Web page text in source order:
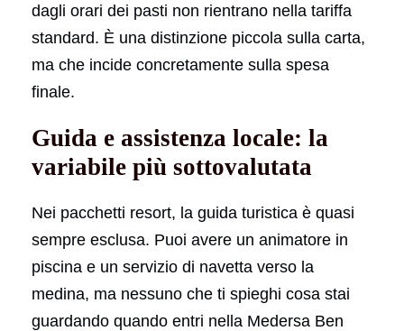
dagli orari dei pasti non rientrano nella tariffa
standard. È una distinzione piccola sulla carta,
ma che incide concretamente sulla spesa
finale.
Guida e assistenza locale: la
variabile più sottovalutata
Nei pacchetti resort, la guida turistica è quasi
sempre esclusa. Puoi avere un animatore in
piscina e un servizio di navetta verso la
medina, ma nessuno che ti spieghi cosa stai
guardando quando entri nella Medersa Ben